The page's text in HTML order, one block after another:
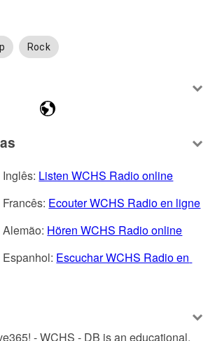
Rock
Listen WCHS Radio online
Ecouter WCHS Radio en ligne
Hören WCHS Radio online
Escuchar WCHS Radio en
- WCHS - DB is an educational,